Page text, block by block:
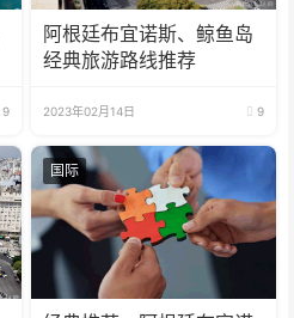
9
阿根廷布宜诺斯、鲸鱼岛
经典旅游路线推荐
2023年02月14日 9
国际